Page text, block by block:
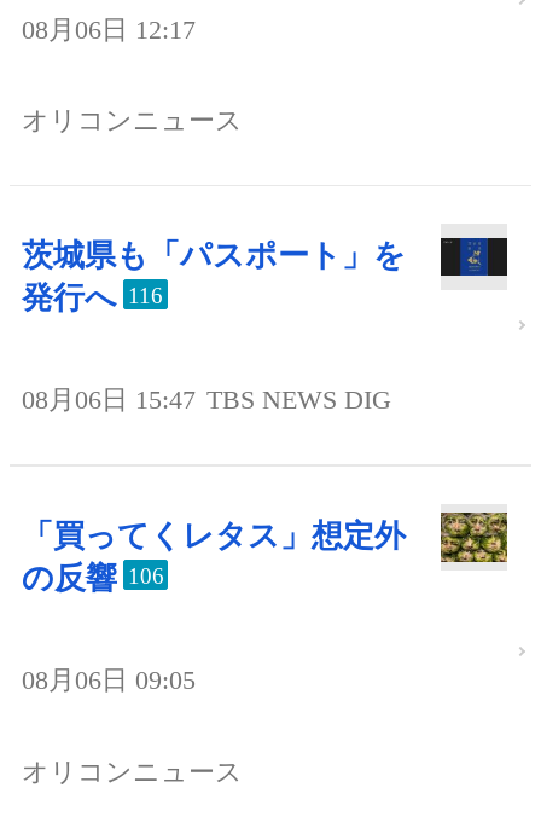
08月06日 12:17
オリコンニュース
茨城県も「パスポート」を
発行へ 116
08月06日 15:47 TBS NEWS DIG
「買ってくレタス」想定外
の反響 106
08月06日 09:05
オリコンニュース